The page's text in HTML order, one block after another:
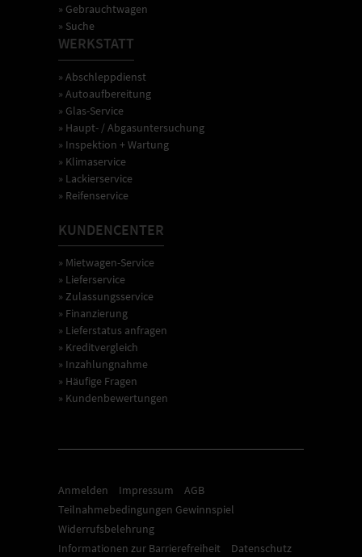
» Gebrauchtwagen
» Suche
WERKSTATT
» Abschleppdienst
» Autoaufbereitung
» Glas-Service
» Haupt- / Abgasuntersuchung
» Inspektion + Wartung
» Klimaservice
» Lackierservice
» Reifenservice
KUNDENCENTER
» Mietwagen-Service
» Lieferservice
» Zulassungsservice
» Finanzierung
» Lieferstatus anfragen
» Kreditvergleich
» Inzahlungnahme
» Häufige Fragen
» Kundenbewertungen
Anmelden Impressum
AGB
Teilnahmebedingungen Gewinnspiel
Widerrufsbelehrung
Informationen zur Barrierefreiheit
Datenschutz